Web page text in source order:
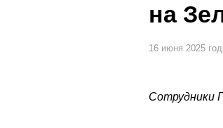
на
16 июня 2025
Сотрудники